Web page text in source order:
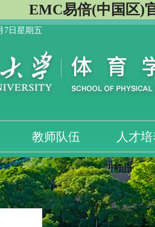
EMC易倍(中国区)
7日星期五
教师队伍 人才